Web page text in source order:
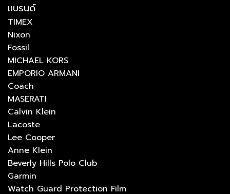
แบรนด์
TIMEX
Nixon
Fossil
MICHAEL KORS
EMPORIO ARMANI
Coach
MASERATI
Calvin Klein
Lacoste
Lee Cooper
Anne Klein
Beverly Hills Polo Club
Garmin
Watch Guard Protection Film